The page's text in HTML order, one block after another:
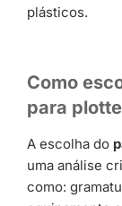
plásticos.
Como
para
A escolha do
uma análise
como: